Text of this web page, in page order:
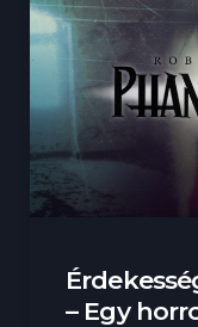
– Egy